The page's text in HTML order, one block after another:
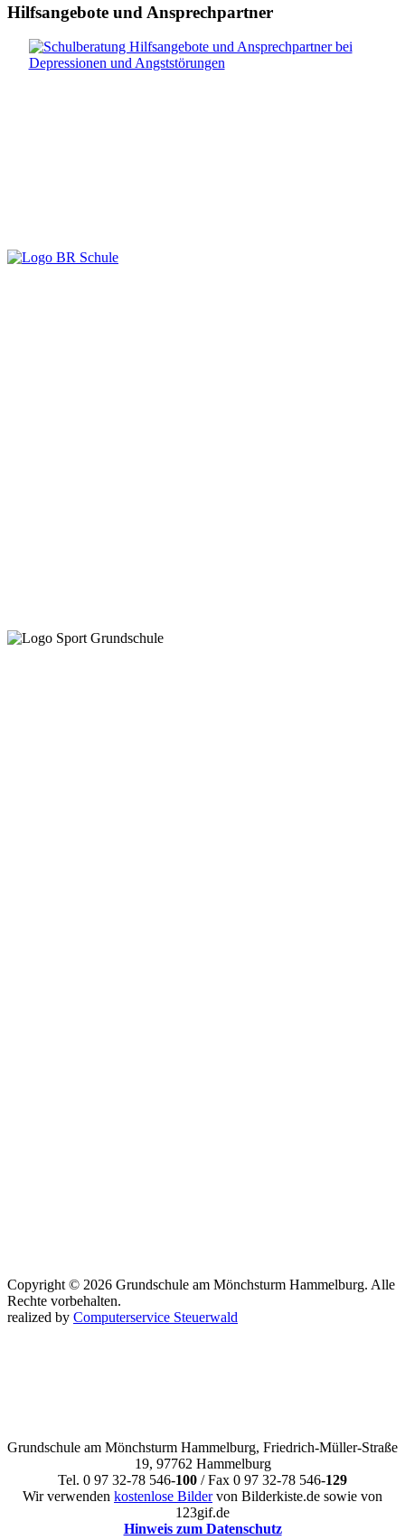
Hilfsangebote und Ansprechpartner
Copyright © 2026 Grundschule am Mönchsturm Hammelburg. Alle
Rechte vorbehalten.
realized by Computerservice Steuerwald
Grundschule am Mönchsturm Hammelburg, Friedrich-Müller-Straße
19, 97762 Hammelburg
Tel. 0 97 32-78 546-100 / Fax 0 97 32-78 546-129
Wir verwenden kostenlose Bildervon Bilderkiste.de sowie von
123gif.de
Hinweis zum Datenschutz